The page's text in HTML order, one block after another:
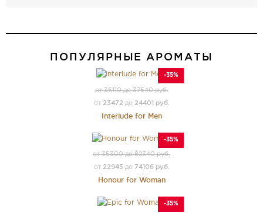
ПОПУЛЯРНЫЕ АРОМАТЫ
-35%
от 36110 до 37540 руб.
от 23472 до 24401 руб.
Interlude for Men
-35%
от 35300 до 82340 руб.
от 22945 до 74106 руб.
Honour for Woman
-35%